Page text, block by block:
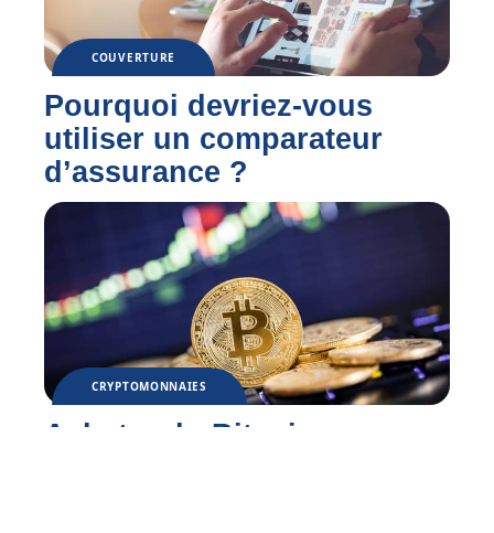
COUVERTURE
Pourquoi devriez-vous
utiliser un comparateur
d’assurance ?
CRYPTOMONNAIES
Acheter du Bitcoin en